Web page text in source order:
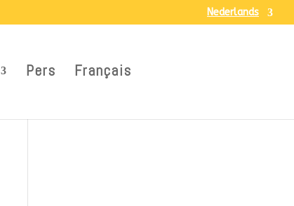
Nederlands
Pers Français